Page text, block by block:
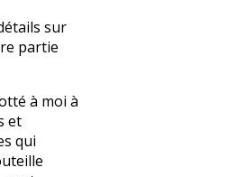
sur
partie
à moi à
et
qui